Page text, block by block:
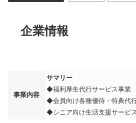
企業情報
事業内容
サマリー
◆福利厚生代行サービス事業
◆会員向け各種優待・特典代
◆シニア向け生活支援サービ